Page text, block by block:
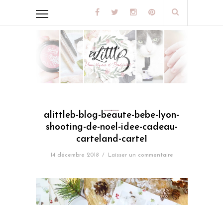
alittleb-blog-beaute-bebe-lyon-
shooting-de-noel-idee-cadeau-
carteland-carte1
14 décembre 2018 / Laisser un commentaire